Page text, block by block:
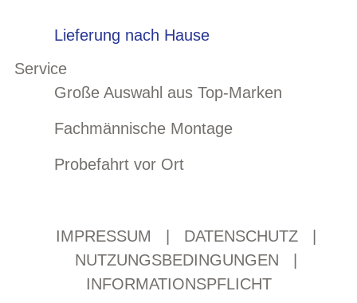
Lieferung nach Hause
Service
Große Auswahl aus Top-Marken
Fachmännische Montage
Probefahrt vor Ort
IMPRESSUM DATENSCHUTZ
NUTZUNGSBEDINGUNGEN
INFORMATIONSPFLICHT